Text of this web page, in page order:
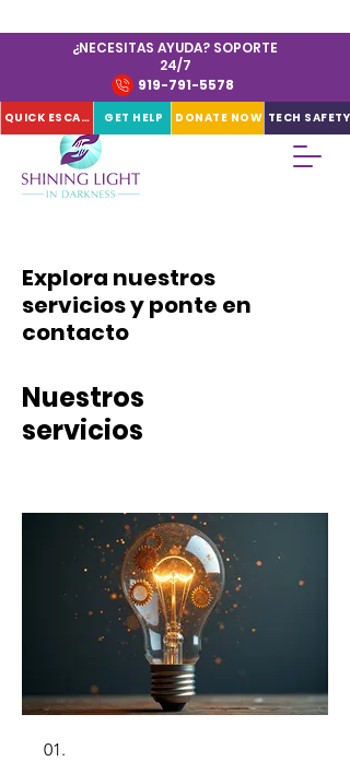
¿NECESITAS AYUDA? SOPORTE
24/7
919-791-5578
QUICK ESCAPE GET HELP DONATE NOW TECH SAFETY
Explora nuestros
servicios y ponte en
contacto
Nuestros
servicios
01.